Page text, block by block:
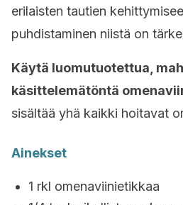
erilaisten tautien
puhdistaminen niistä on
Käytä luomutuotettua,
käsittelemätöntä
sisältää yhä kaikki hoitavat
Ainekset
1 rkl omenaviinietikkaa